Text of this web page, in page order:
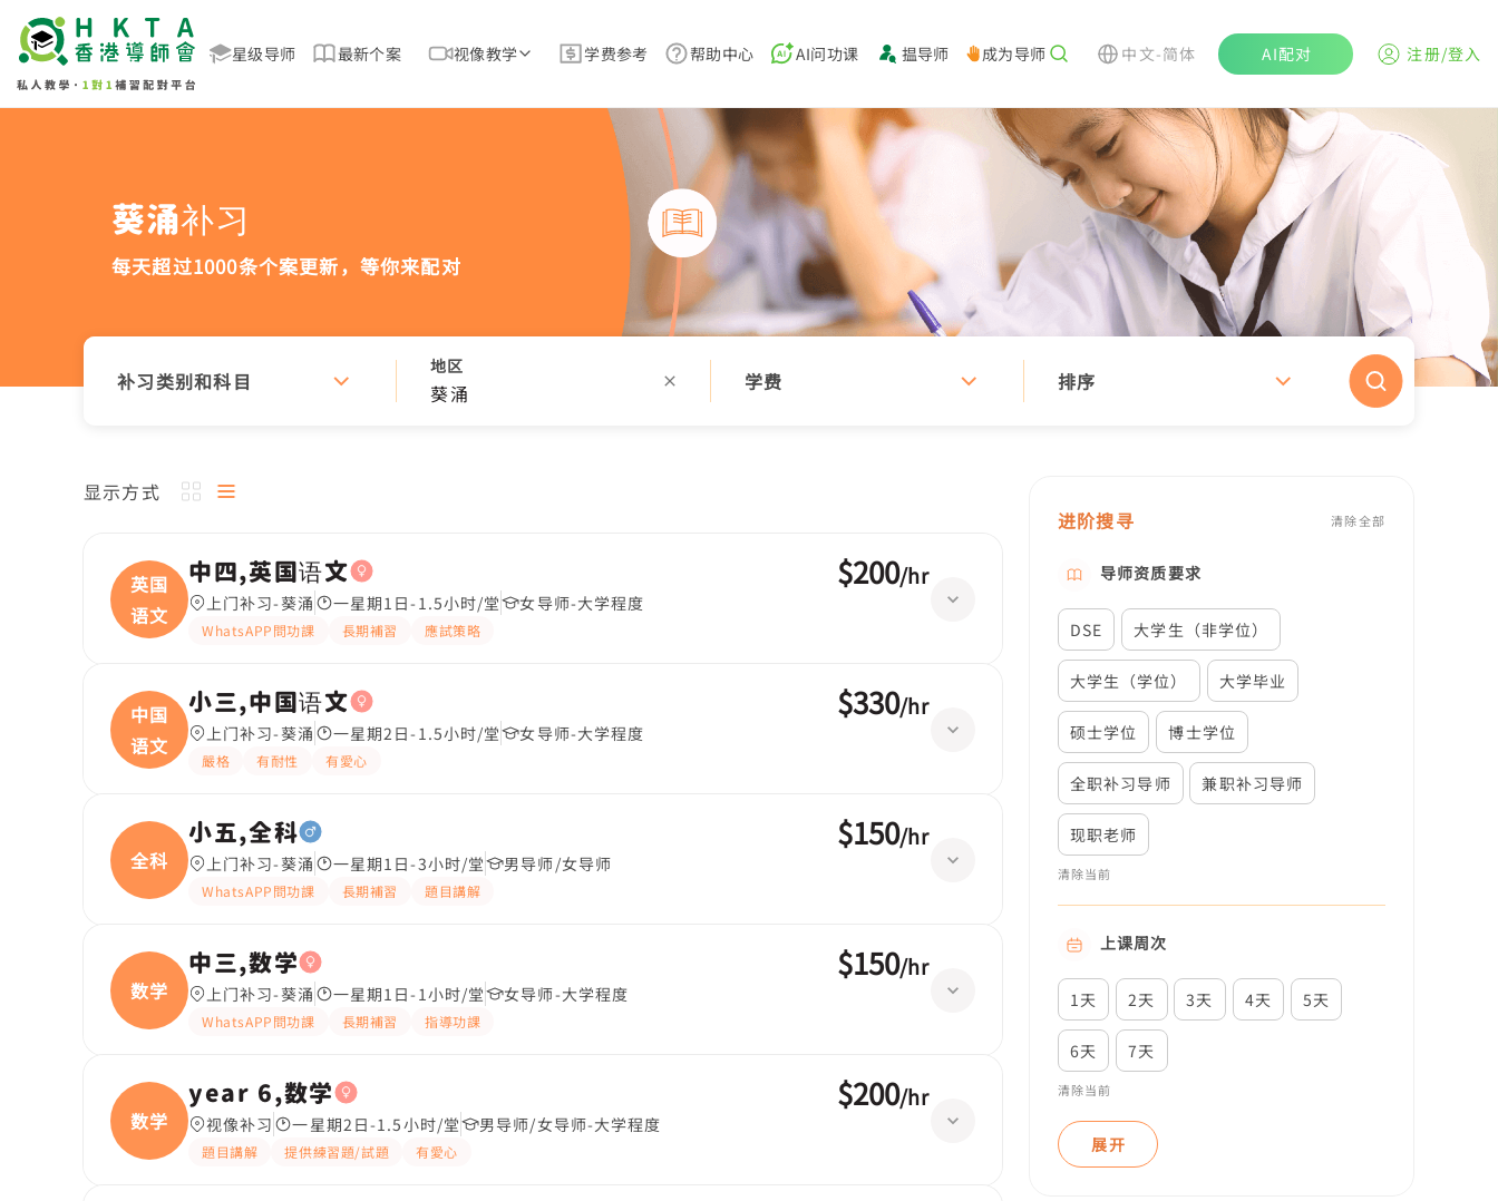
星级导师 最新个案 视像教学 学费参考 帮助中心 AI问功课 揾导师 成为导师 中文-简体 AI配对 注册/登入
葵涌补习
每天超过1000条个案更新， 等你来配对
补习类别和科目
地区
葵涌 学费 排序
显示方式
英国
语文
中四,英国语文
上门补习-葵涌 一星期1日-1.5小时/堂 女导师-大学程度
WhatsAPP問功課 長期補習 應試策略
$200/hr
中国
语文
小三,中国语文
上门补习-葵涌 一星期2日-1.5小时/堂 女导师-大学程度
嚴格 有耐性 有愛心
$330/hr
全科
小五,全科
上门补习-葵涌 一星期1日-3小时/堂 男导师/女导师
WhatsAPP問功課 長期補習 題目講解
$150/hr
数学
中三,数学
上门补习-葵涌 一星期1日-1小时/堂 女导师-大学程度
WhatsAPP問功課 長期補習 指導功課
$150/hr
数学
year 6,数学
视像补习 一星期2日-1.5小时/堂 男导师/女导师-大学程度
題目講解 提供練習題/試題 有愛心
$200/hr
进阶搜寻 清除全部
导师资质要求
DSE 大学生（非学位）
大学生（学位） 大学毕业
硕士学位 博士学位
全职补习导师 兼职补习导师
现职老师
清除当前
上课周次
1天 2天 3天 4天 5天
6天 7天
清除当前
展开